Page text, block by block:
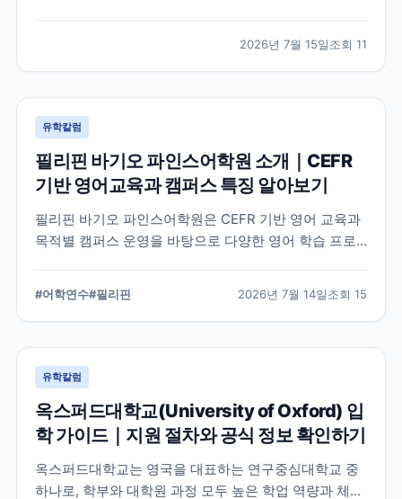
2026년 7월 15일조회 11
유학칼럼
필리핀 바기오 파인스어학원 소개｜CEFR
기반 영어교육과 캠퍼스 특징 알아보기
필리핀 바기오 파인스어학원은 CEFR 기반 영어 교육과
목적별 캠퍼스 운영을 바탕으로 다양한 영어 학습 프로
생이 알아야 할 내용을 정리했습니다.
#어학연수#필리핀 2026년 7월 14일조회 15
유학칼럼
옥스퍼드대학교(University of Oxford) 입
학 가이드｜지원 절차와 공식 정보 확인하기
옥스퍼드대학교는 영국을 대표하는 연구중심대학교 중
하나로, 학부와 대학원 과정 모두 높은 학업 역량과 체계